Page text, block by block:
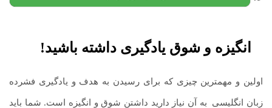
انگیزه و شوق یادگیری داشته باشید!
اولین و مهم­ترین چیزی که برای رسیدن به هدف و یادگیری فشرده
زبان انگلیسی به آن نیاز دارید داشتن شوق و انگیزه است. شما باید